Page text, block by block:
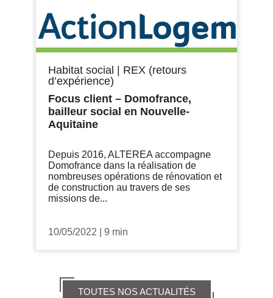
Habitat social
REX (retours
d’expérience)
Focus client – Domofrance,
bailleur social en Nouvelle-
Aquitaine
Depuis 2016, ALTEREA accompagne
Domofrance dans la réalisation de
nombreuses opérations de rénovation et
de construction au travers de ses
missions de...
10/05/2022 9 min
TOUTES NOS ACTUALITÉS